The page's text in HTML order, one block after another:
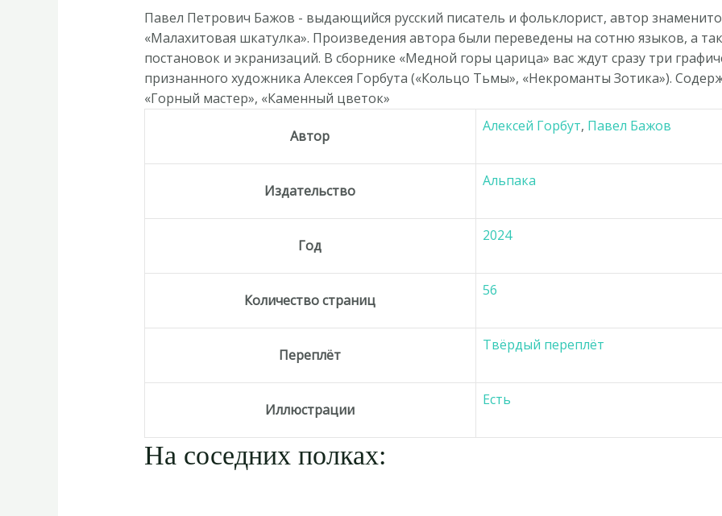
царица»
Павел Петрович Бажов - выдающийся русский писатель и фольклорист, автор
«Малахитовая шкатулка». Произведения автора были переведены на сотню языков, а
постановок и экранизаций. В сборнике «Медной горы царица» вас ждут сразу три
признанного художника Алексея Горбута («Кольцо Тьмы», «Некроманты Зотика»).
«Горный мастер», «Каменный цветок»
Автор
Алексей Горбут, Павел Бажов
Издательство
Альпака
Год
2024
Количество страниц
56
Переплёт
Твёрдый переплёт
Иллюстрации
Есть
На соседних полках: